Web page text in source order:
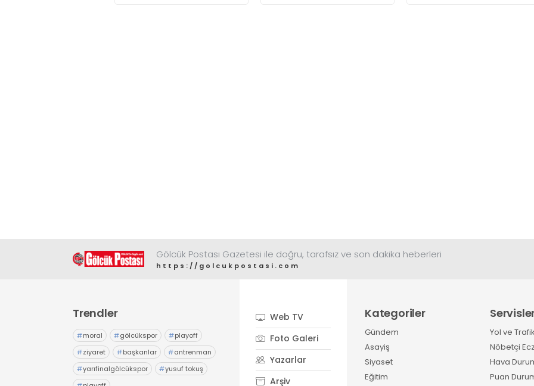
Gölcük Postası Gazetesi ile doğru, tarafsız ve son dakika heberleri
https://golcukpostasi.com
Trendler
#moral #gölcükspor #playoff
#ziyaret #başkanlar #antrenman
#yarıfinalgölcükspor #yusuf tokuş
Web TV
Foto Galeri
Yazarlar
Arşiv
Kategoriler
Gündem
Asayiş
Siyaset
Eğitim
Yol ve
Nöbetçi
Hava
Puan